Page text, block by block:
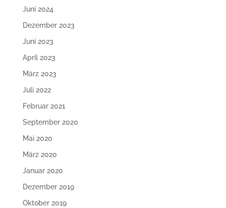
Juni 2024
Dezember 2023
Juni 2023
April 2023
März 2023
Juli 2022
Februar 2021
September 2020
Mai 2020
März 2020
Januar 2020
Dezember 2019
Oktober 2019